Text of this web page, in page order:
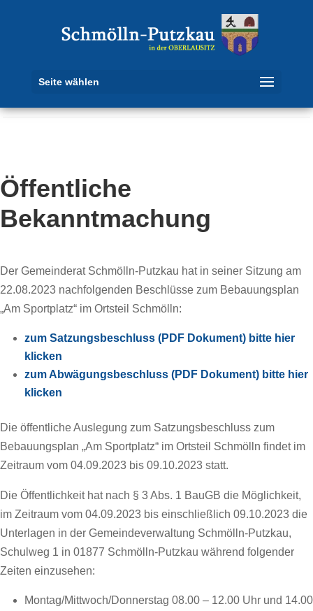
Seite wählen
Öffentliche
Bekanntmachung
Der Gemeinderat Schmölln-Putzkau hat in seiner Sitzung am
22.08.2023 nachfolgenden Beschlüsse zum Bebauungsplan
„Am Sportplatz“ im Ortsteil Schmölln:
zum Satzungsbeschluss (PDF Dokument) bitte hier
klicken
zum Abwägungsbeschluss (PDF Dokument) bitte hier
klicken
Die öffentliche Auslegung zum Satzungsbeschluss zum
Bebauungsplan „Am Sportplatz“ im Ortsteil Schmölln findet im
Zeitraum vom 04.09.2023 bis 09.10.2023 statt.
Die Öffentlichkeit hat nach § 3 Abs. 1 BauGB die Möglichkeit,
im Zeitraum vom 04.09.2023 bis einschließlich 09.10.2023 die
Unterlagen in der Gemeindeverwaltung Schmölln-Putzkau,
Schulweg 1 in 01877 Schmölln-Putzkau während folgender
Zeiten einzusehen:
Montag/Mittwoch/Donnerstag 08.00 – 12.00 Uhr und 14.00